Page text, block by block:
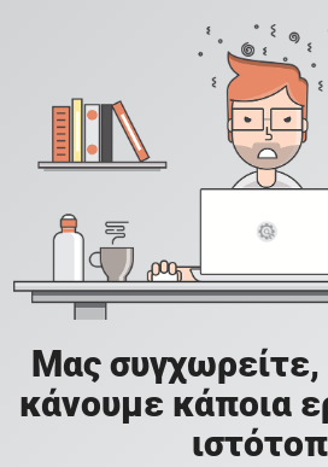
Μας
κάνουμε κάποια